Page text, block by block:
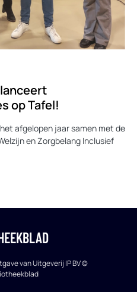
op Tafel!
afgelopen jaar samen met de
en Zorgbelang Inclusief
van Uitgeverij IP BV ©